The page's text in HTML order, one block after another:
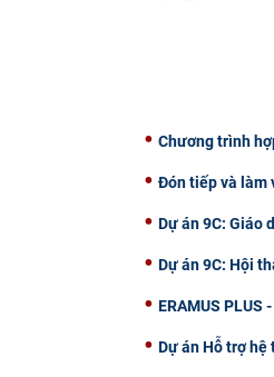
Chương trình
Đón tiếp và làm
Dự án 9C: Giáo
Dự án 9C: Hội
ERAMUS PLUS
Dự án Hỗ trợ hệ